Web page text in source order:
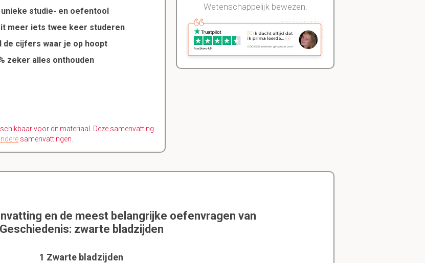
unieke studie- en oefentool
meer iets twee keer studeren
de cijfers waar je op hoopt
zeker alles onthouden
voor dit materiaal. Deze samenvatting
samenvattingen.
Wetenschappelijk bewezen.
en de meest belangrijke oefenvragen van
Geschiedenis: zwarte bladzijden
1 Zwarte bladzijden